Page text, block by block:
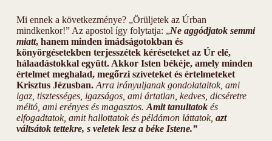
Mi ennek a következménye? „Örüljetek az Úrban
mindkenkor!” Az apostol így folytatja: „Ne aggódjatok semmi
miatt, hanem minden imádságotokban és
könyörgésetekben terjesszétek kéréseteket az Úr elé,
hálaadástokkal együtt. Akkor Isten békéje, amely minden
értelmet meghalad, megőrzi szíveteket és értelmeteket
Krisztus Jézusban.Arra irányuljanak gondolataitok, ami
igaz, tisztességes, igazságos, ami ártatlan, kedves, dicséretre
méltó, ami erényes és magasztos. Amit tanultatokés
elfogadtatok, amit hallottatok és példámon láttatok, azt
váltsátok tettekre, s veletek lesz a béke Istene.”